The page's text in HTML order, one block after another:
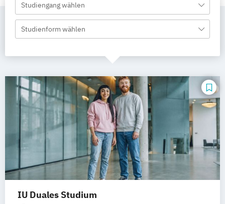
Studiengang wählen
Studienform wählen
IU Duales Studium